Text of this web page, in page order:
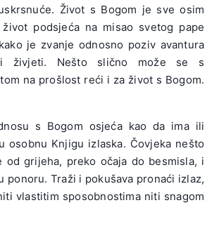
Život s Bogom je sve osim
podsjeća na misao svetog pape
je zvanje odnosno poziv avantura
živjeti. Nešto slično može se s
na prošlost reći i za život s Bogom.
s Bogom osjeća kao da ima ili
osobnu Knjigu izlaska. Čovjeka nešto
od grijeha, preko očaja do besmisla, i
ponoru. Traži i pokušava pronaći izlaz,
vlastitim sposobnostima niti snagom